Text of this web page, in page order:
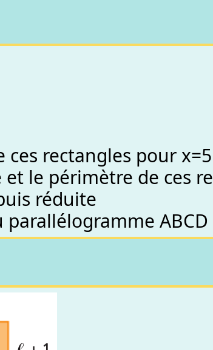
rectangles pour
le périmètre de ces
réduite
ABCD